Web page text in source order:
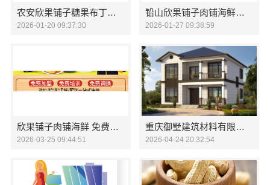
农安欣果铺子糖果布丁根据自己的需求随意挑选
2026-01-20 09:37:30
铅山欣果铺子肉铺海鲜能抢占市场优势
2026-01-27 09:38:59
欣果铺子肉铺海鲜 免费支持开业用品
2026-03-25 09:44:51
重庆御墅建筑材料有限公司本地免拆模板多少钱一平环保材料
2026-04-24 20:32:54